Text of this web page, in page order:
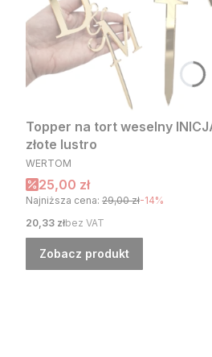
Topper na tort weselny
złote lustro
PRODUCENT
WERTOM
Cena promocyjna
25,00 zł
Najniższa cena: 29,00 zł-14%
Cena
20,33 złbez VAT
Zobacz produkt